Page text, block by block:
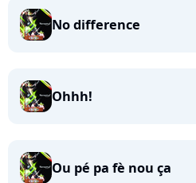
No difference
Ohhh!
Ou pé pa fè nou ça